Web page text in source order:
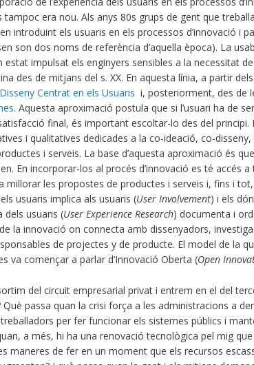
tampoc era nou. Als anys 80s grups de gent que
introduint els usuaris en els processos d’innovació i
son dos noms de referència d’aquella època). La
estat impulsat els enginyers sensibles a la necessitat
des de mitjans del s. XX. En aquesta línia, a partir
Disseny Centrat en els Usuaris i, posteriorment, des de
. Aquesta aproximació postula que si l’usuari ha de
final, és important escoltar-lo des del principi.
i qualitatives dedicades a la co-ideació, co-
i serveis. La base d’aquesta aproximació és
En incorporar-los al procés d’innovació es té accés a
millorar les propostes de productes i serveis i, fins i
usuaris implica als usuaris (User Involvement) i els
dels usuaris (User Experience Research) documenta i
la innovació on connecta amb dissenyadors,
de projectes y de producte. El model de la
va començar a parlar d’Innovació Oberta (Open
del circuit empresarial privat i entrem en el del
Què passa quan la crisi força a les administracions a
per fer funcionar els sistemes públics i
a més, hi ha una renovació tecnològica pel mig
maneres de fer en un moment que els recursos